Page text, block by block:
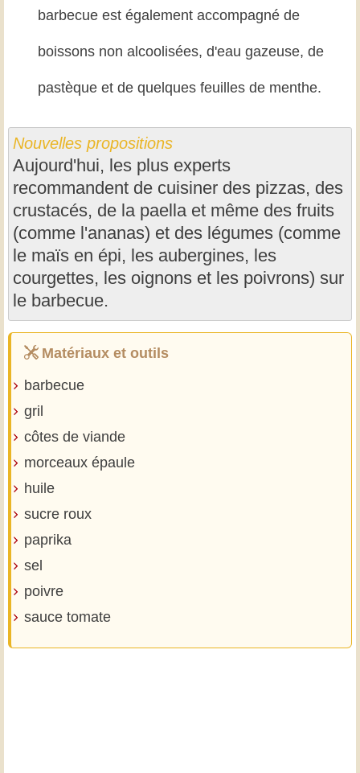
barbecue est également accompagné de
boissons non alcoolisées, d'eau gazeuse, de
pastèque et de quelques feuilles de menthe.
Nouvelles propositions
Aujourd'hui, les plus experts
recommandent de cuisiner des pizzas, des
crustacés, de la paella et même des fruits
(comme l'ananas) et des légumes (comme
le maïs en épi, les aubergines, les
courgettes, les oignons et les poivrons) sur
le barbecue.
Matériaux et outils
barbecue
gril
côtes de viande
morceaux épaule
huile
sucre roux
paprika
sel
poivre
sauce tomate